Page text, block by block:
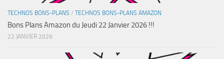
TECHNOS BONS-PLANS / TECHNOS BONS-PLANS AMAZON
Bons Plans Amazon du Jeudi 22 Janvier 2026 !!!
22 JANVIER 2026